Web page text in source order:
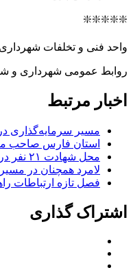
❇️❇️❇️❇️❇️
واحد فنی و تخلفات شهرداری
روابط عمومی شهرداری و
اخبار مرتبط
مسیر سرمایه‌گذاری
استان فارس صاحب
محل شهادت ۲۱ نفر در لامرد در مسیر ثبت ملی قرار گرفت
لامرد همچنان در
فصل تازه ارتباطات
اشتراک گذاری